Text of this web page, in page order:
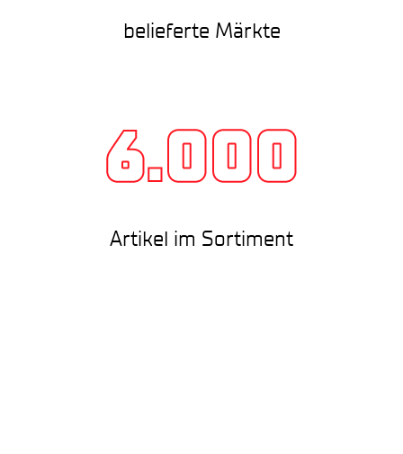
belieferte Märkte
6.000
Artikel im Sortiment